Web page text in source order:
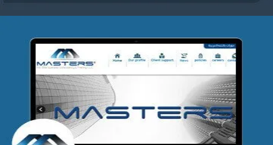
شركة MASTERS للتدريب
التفاصيل